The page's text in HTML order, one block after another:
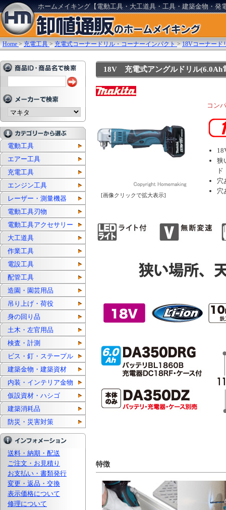
ホームメイキング【電動工具・大工道具・工具・建築金物・発
Home >充電工具 >充電式コーナードリル・コーナーインパクト >18Vコーナード
電動工具
エアー工具
充電工具
エンジン工具
レーザー・測量機器
電動工具刃物
電動工具アクセサリー
大工道具
作業工具
電設工具
配管工具
造園・園芸用品
吊り上げ・荷役
身の回り品
土木・左官用品
検査・計測
ビス・釘・ステープル
建築金物・建築資材
内装・インテリア金物
仮設資材・ハシゴ
建築消耗品
防災・災害対策
送料・納期・配送
ご注文・お見積り
お支払い・書類発行
変更・返品・交換
表示価格について
修理について
18V 充電式アングルドリル(6.0Ah
[画像クリックで拡大表示]
コン
狭
ド
穴
穴
特徴